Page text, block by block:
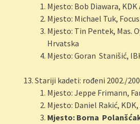
Mjesto: Bob Diawara,
Mjesto: Michael Tuk,
Mjesto: Tin Pentek, Mas.
Hrvatska
Mjesto: Goran Stanišić,
Stariji kadeti: rođeni 2002./
Mjesto: Jeppe Frimann,
Mjesto: Daniel Rakić,
Mjesto: Borna